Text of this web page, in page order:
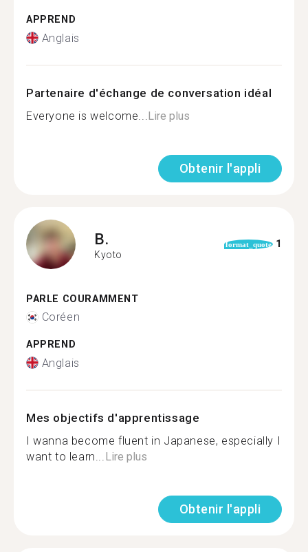
APPREND
Anglais
Partenaire d'échange de conversation idéal
Everyone is welcome... Lire plus
Obtenir l'appli
B.
Kyoto
format_quote 1
PARLE COURAMMENT
Coréen
APPREND
Anglais
Mes objectifs d'apprentissage
I wanna become fluent in Japanese, especially I
want to learn... Lire plus
Obtenir l'appli